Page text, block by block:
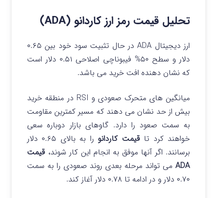
تحلیل قیمت رمز ارز کاردانو (ADA)
ارز دیجیتال ADA در حال تثبیت سود خود بین ۰.۶۵
دلار و سطح ۵۰% فیبوناچی اصلاحی ۰.۵۱ دلار است
که نشان دهنده افت خرید می باشد.
میانگین های متحرک صعودی و RSI در منطقه خرید
بیش از حد نشان می دهند که مسیر کمترین مقاومت
به سمت صعود را دارد. گاوهای بازار دوباره سعی
خواهند کرد تاقیمت کاردانو
را به بالای ۰.۶۵ دلار
برسانند. اگر آنها موفق به انجام این کار شوند، قیمت
ADA می تواند مرحله بعدی روند صعودی را به سمت
۰.۷۰ دلار و در ادامه تا ۰.۷۸ دلار آغاز کند.